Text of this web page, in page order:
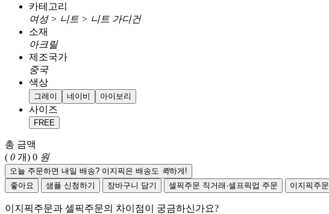
카테고리
여성 > 니트 > 니트 가디건
소재
아크릴
제조국가
중국
색상
그레이 네이비 아이보리
사이즈
FREE
총 금액
( 0 개) 0 원
오늘 주문하면 내일 배송? 이지픽은 배송도 퀵하게!
좋아요
샘플 신청하기 장바구니 담기 셀픽주문 직거래·셀프픽업 주문 이지픽주문
이지픽주문과 셀픽주문의 차이점이 궁금하신가요?